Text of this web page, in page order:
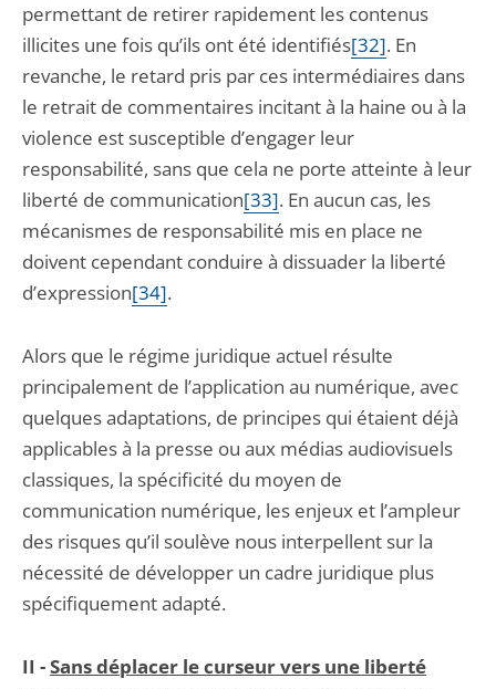
permettant de retirer rapidement les contenus
illicites une fois qu’ils ont été identifiés[32]. En
revanche, le retard pris par ces intermédiaires dans
le retrait de commentaires incitant à la haine ou à la
violence est susceptible d’engager leur
responsabilité, sans que cela ne porte atteinte à leur
liberté de communication[33]. En aucun cas, les
mécanismes de responsabilité mis en place ne
doivent cependant conduire à dissuader la liberté
d’expression[34].
Alors que le régime juridique actuel résulte
principalement de l’application au numérique, avec
quelques adaptations, de principes qui étaient déjà
applicables à la presse ou aux médias audiovisuels
classiques, la spécificité du moyen de
communication numérique, les enjeux et l’ampleur
des risques qu’il soulève nous interpellent sur la
nécessité de développer un cadre juridique plus
spécifiquement adapté.
II -Sans déplacer le curseur vers une liberté